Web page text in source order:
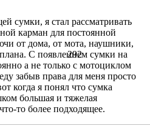
сумки, я стал рассматривать
карман для постоянной
от дома, от мота, наушники,
С появлением сумки на
а не только с мотоциклом
забыв права для меня просто
когда я понял что сумка
большая и тяжелая
то более подходящее.
292